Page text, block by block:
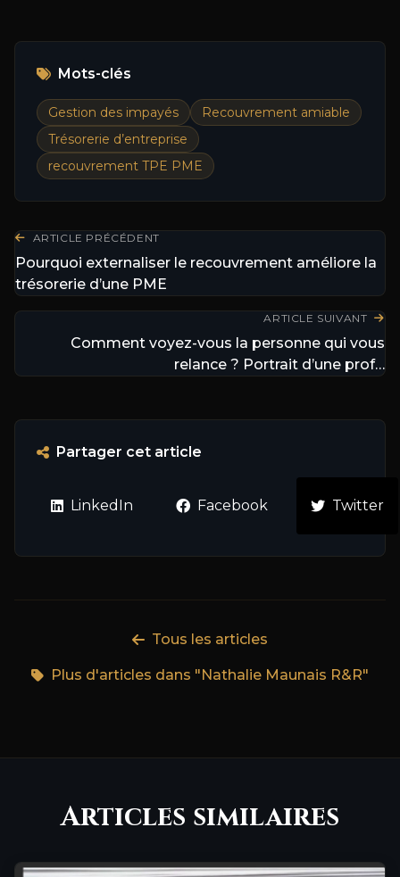
Mots-clés
Gestion des impayés
Recouvrement amiable
Trésorerie d’entreprise
recouvrement TPE PME
ARTICLE PRÉCÉDENT
Pourquoi externaliser le recouvrement améliore la
trésorerie d’une PME
ARTICLE SUIVANT
Comment voyez-vous la personne qui vous
relance ? Portrait d’une prof…
Partager cet article
LinkedIn Facebook Twitter
Tous les articles
Plus d'articles dans "Nathalie Maunais R&R"
Articles similaires